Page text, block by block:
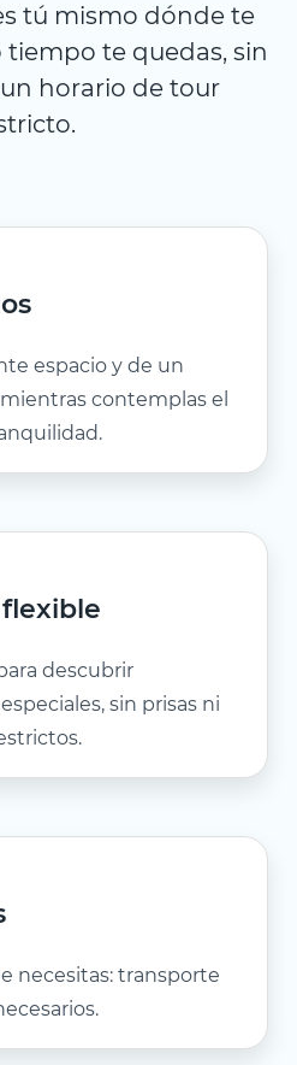
tú mismo dónde te
te quedas, sin
horario de tour
espacio y de un
contemplas el
descubrir
sin prisas ni
necesitas: transporte